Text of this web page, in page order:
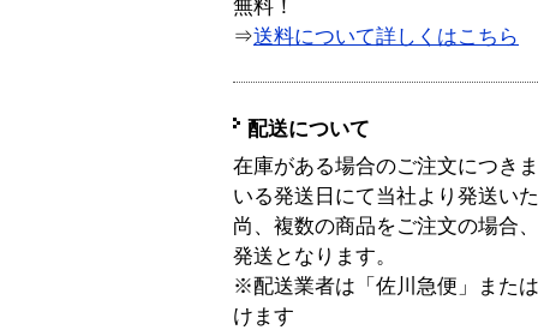
無料！
⇒送料について詳しくはこちら
配送について
在庫がある場合のご注文につき
いる発送日にて当社より発送い
尚、複数の商品をご注文の場合
発送となります。
※配送業者は「佐川急便」また
けます